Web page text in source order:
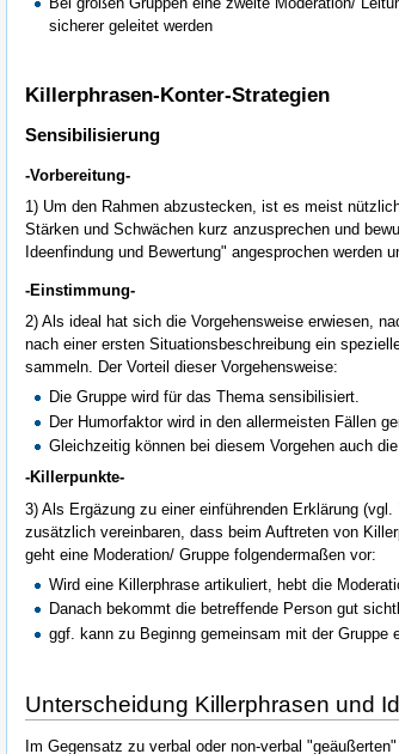
sicherer geleitet werden
Killerphrasen-Konter-Strategien
Sensibilisierung
-Vorbereitung-
1) Um den Rahmen abzustecken, ist es meist
Stärken und Schwächen kurz anzusprechen und
Ideenfindung und Bewertung" angesprochen
-Einstimmung-
2) Als ideal hat sich die Vorgehensweise erwiesen,
nach einer ersten Situationsbeschreibung ein
sammeln. Der Vorteil dieser Vorgehensweise:
Die Gruppe wird für das Thema sensibilisiert.
Der Humorfaktor wird in den allermeisten Fällen
Gleichzeitig können bei diesem Vorgehen auch
-Killerpunkte-
3) Als Ergäzung zu einer einführenden Erklärung (vgl.
zusätzlich vereinbaren, dass beim Auftreten von
geht eine Moderation/ Gruppe folgendermaßen vor:
Wird eine Killerphrase artikuliert, hebt die
Danach bekommt die betreffende Person gut
ggf. kann zu Beginng gemeinsam mit der Gruppe
Unterscheidung Killerphrasen und
Im Gegensatz zu verbal oder non-verbal